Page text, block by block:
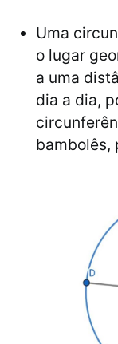
Uma
o lugar
a uma
dia a dia,
bambolês,